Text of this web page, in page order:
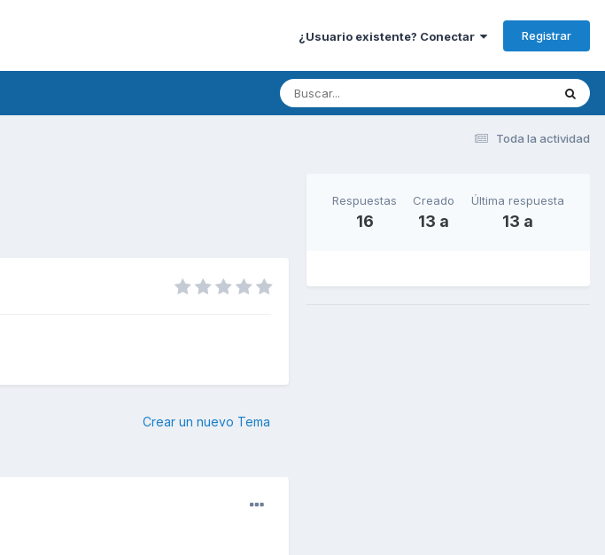
¿Usuario existente? Conectar Registrar
Toda la actividad
Crear un nuevo Tema
Respuestas
16
Creado
13 a
Última respuesta
13 a